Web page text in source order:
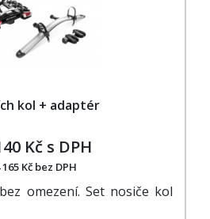
kol + adaptér
Kč s DPH
165 Kč bez DPH
omezení. Set nosiče kol